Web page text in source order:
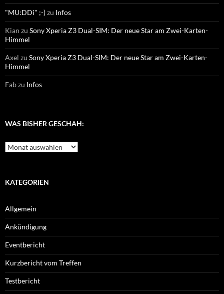
"MU:DDi" ;-)zu Infos
Kian zu Sony Xperia Z3 Dual-SIM: Der neue Star am Zwei-Karten-
Himmel
Axel zu Sony Xperia Z3 Dual-SIM: Der neue Star am Zwei-Karten-
Himmel
Fabzu Infos
WAS BISHER GESCHAH:
Was
bisher
KATEGORIEN
Allgemein
Ankündigung
Eventbericht
Kurzbericht vom Treffen
Testbericht